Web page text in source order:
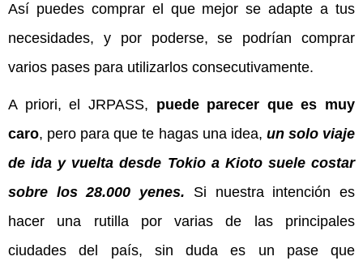
Así puedes comprar el que mejor se adapte a tus
necesidades, y por poderse, se podrían comprar
varios pases para utilizarlos consecutivamente.
A priori, el JRPASS, puede parecer que es muy
caro, pero para que te hagas una idea, un solo viaje
de ida y vuelta desde Tokio a Kioto suele costar
sobre los 28.000 yenes. Si nuestra intención es
hacer una rutilla por varias de las principales
ciudades del país, sin duda es un pase que